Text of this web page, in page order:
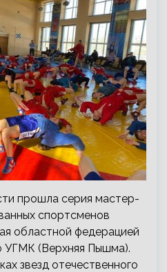
прошла серия мастер-
спортсменов
областной федерацией
УГМК (Верхняя Пышма).
звезд отечественного